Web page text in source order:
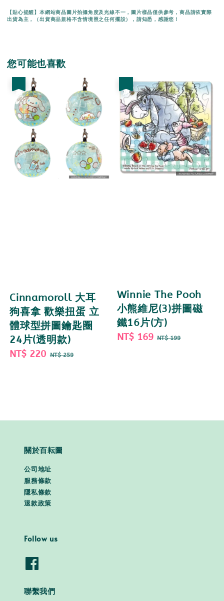
【貼心提醒】本網站商品圖片拍攝角度及光線不一，圖片樣品僅供參考，商品請依實際
出貨為主，（出貨商品規格不含情境照之任何擺設），請知悉，感謝您！
您可能也喜歡
Cinnamoroll 大耳
狗喜拿 歡樂扭蛋 立
體球型拼圖鑰匙圈
24片(透明款)
Sale
NT$ 220 Regular
NT$ 259
Winnie The Pooh
小熊維尼(3)拼圖磁
鐵16片(方)
Sale
NT$ 169 Regular
NT$ 199
關於百耘圖
公司地址
服務條款
隱私條款
退款政策
Follow us
聯繫我們